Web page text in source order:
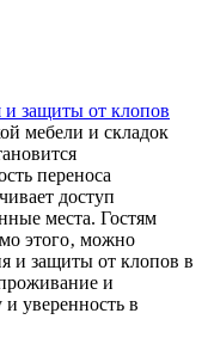
защиты от клопов
мебели и складок
переноса
доступ
места. Гостям
этого‚ можно
и защиты от клопов в
и
уверенность в